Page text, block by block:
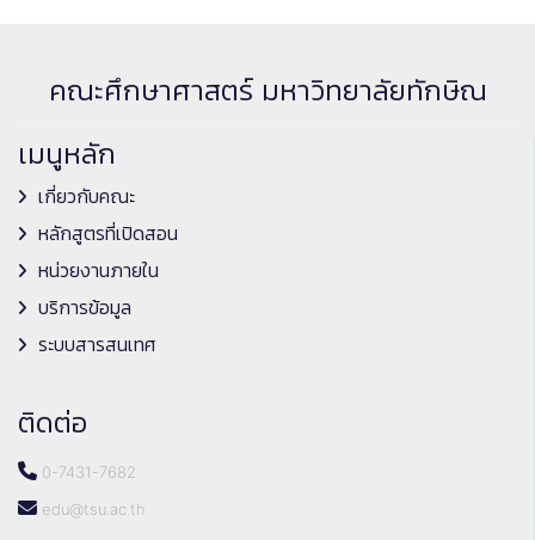
คณะศึกษาศาสตร์ มหาวิทยาลัยทักษิณ
เมนูหลัก
เกี่ยวกับคณะ
หลักสูตรที่เปิดสอน
หน่วยงานภายใน
บริการข้อมูล
ระบบสารสนเทศ
ติดต่อ
0-7431-7682
edu@tsu.ac.th